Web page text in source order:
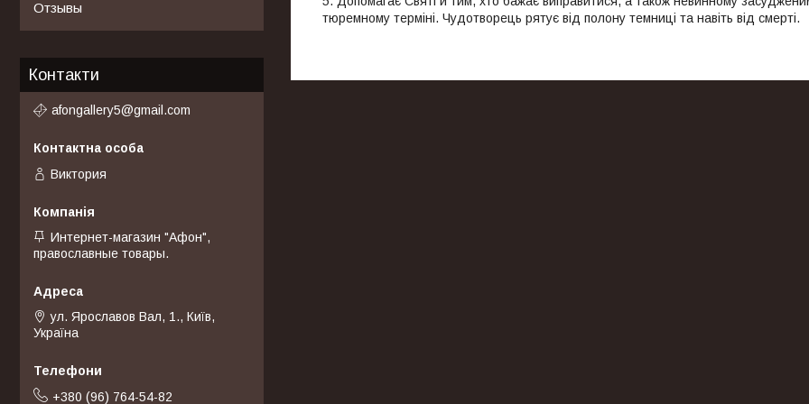
тюремному терміні. Чудотворець рятує від полону темниці та навіть від смерті.
Отзывы
Контакти
afongallery5@gmail.com
Виктория
Интернет-магазин "Афон",
православные товары.
ул. Ярославов Вал, 1., Київ,
Україна
+380 (96) 764-54-82